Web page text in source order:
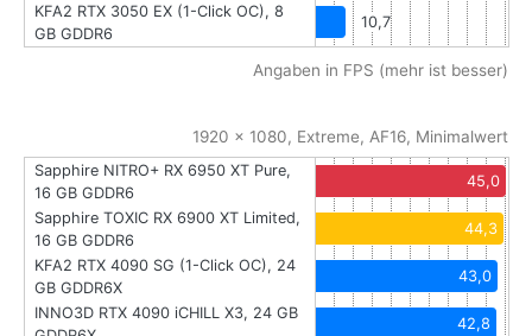
KFA2 RTX 3050 EX (1-Click OC), 8
GB GDDR6
10,7
Angaben in FPS (mehr ist besser)
1920 x 1080, Extreme, AF16, Minimalwert
Sapphire NITRO+ RX 6950 XT Pure,
16 GB GDDR6
45,0
Sapphire TOXIC RX 6900 XT Limited,
16 GB GDDR6
44,3
KFA2 RTX 4090 SG (1-Click OC), 24
GB GDDR6X
43,0
INNO3D RTX 4090 iCHILL X3, 24 GB
42,8